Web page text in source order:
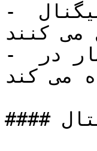
- این پوزیشنر ها سیگنال جریان دریافتی را به سیگنال
می کنند.
- این مدل پوزیشنر ها هم از برق و هم از فشار در
می کند.
#### ادیجیتال